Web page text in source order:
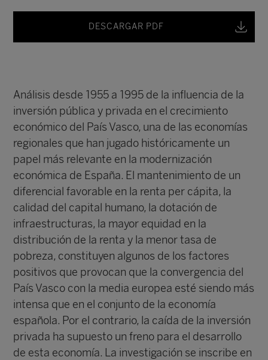
Análisis desde 1955 a 1995 de la influencia de la
inversión pública y privada en el crecimiento
económico del País Vasco, una de las economías
regionales que han jugado históricamente un
papel más relevante en la modernización
económica de España. El mantenimiento de un
diferencial favorable en la renta per cápita, la
calidad del capital humano, la dotación de
infraestructuras, la mayor equidad en la
distribución de la renta y la menor tasa de
pobreza, constituyen algunos de los factores
positivos que provocan que la convergencia del
País Vasco con la media europea esté siendo más
intensa que en el conjunto de la economía
española. Por el contrario, la caída de la inversión
privada ha supuesto un freno para el desarrollo
de esta economía. La investigación se inscribe en
DESCARGAR PDF